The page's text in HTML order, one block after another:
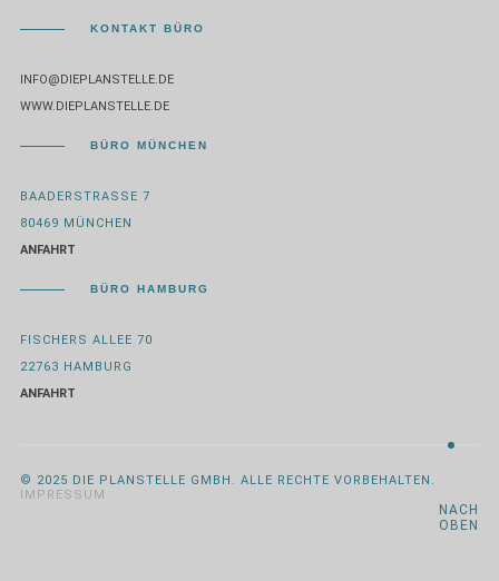
KONTAKT BÜRO
INFO@DIEPLANSTELLE.DE
WWW.DIEPLANSTELLE.DE
BÜRO MÜNCHEN
BAADERSTRASSE 7
80469 MÜNCHEN
ANFAHRT
BÜRO HAMBURG
FISCHERS ALLEE 70
22763 HAMBURG
ANFAHRT
© 2025 DIE PLANSTELLE GMBH. ALLE RECHTE VORBEHALTEN.
IMPRESSUM
NACH
OBEN